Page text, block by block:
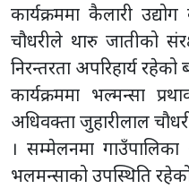
कार्यक्रममा कैलारी
चौधरीले थारु जातीको
निरन्तरता अपरिहार्य रहेको
कार्यक्रममा भल्मन्सा
अधिवक्ता जुहारीलाल
। सम्मेलनमा
भलमन्साको उपस्थिति